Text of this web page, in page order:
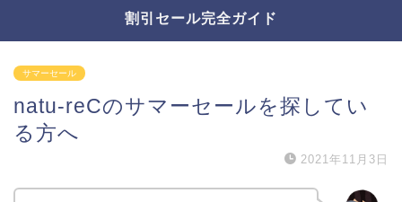
割引セール完全ガイド
サマーセール
natu-reCのサマーセールを探してい
る方へ
2021年11月3日